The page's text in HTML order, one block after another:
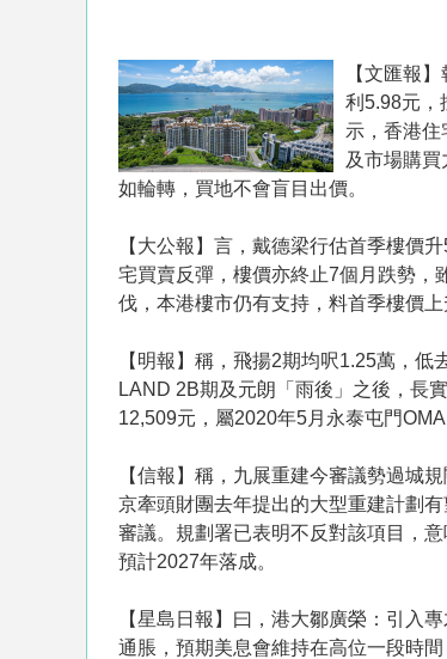
【文匯報
利5.98元，
示，香港
及市場購
如輪轉，買地不會盲目出價。
【大公報】言， 戴德梁行估首季樓價
宅買賣反彈，樓價亦終止7個月跌勢，
伐，本港樓市仍有支持，料首季樓價上
【明報】稱，飛揚2期均呎1.25萬，
LAND 2B期及元朗「雨後」之後，長
12,509元，屬2020年5月永泰屯門
【信報】稱，九展重建今審議勢過城
京牽頭財團去年提出的大型重建計劃
審議。規劃署已表明不反對該項目，
預計2027年落成。
【星島日報】曰，港大鄒廣榮：引入
通脹，預期美息會維持在高位一段時